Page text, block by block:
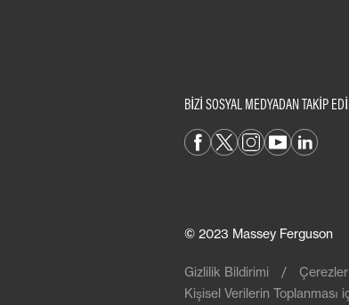
BİZİ SOSYAL MEDYADAN TAKİP
© 2023 Massey Ferguson
Gizlilik Bildirimi Çerezler
Kişisel Verilerin Toplanması